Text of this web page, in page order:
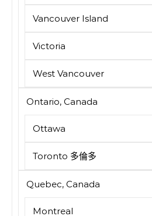
Vancouver Island
Victoria
West Vancouver
Ontario, Canada
Ottawa
Toronto 多倫多
Quebec, Canada
Montreal